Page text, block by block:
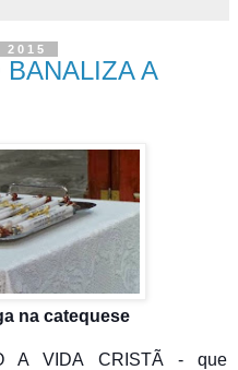
A
na catequese
A VIDA CRISTÃ - que